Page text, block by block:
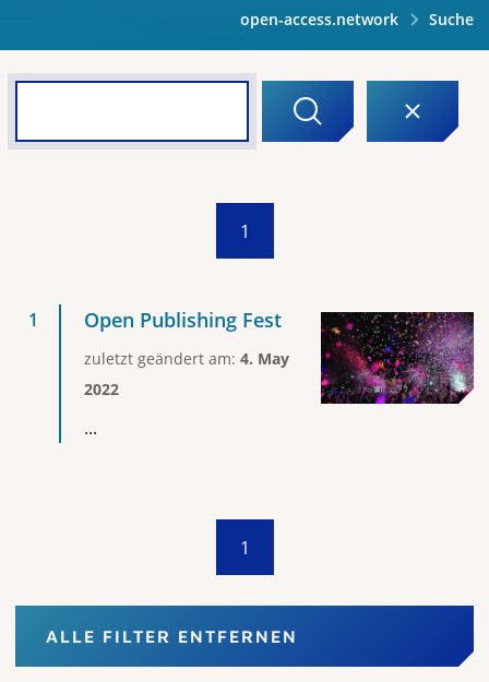
open-access.network Suche
1
Open Publishing Fest
zuletzt geändert am: 4. May
2022
...
1
ALLE FILTER ENTFERNEN